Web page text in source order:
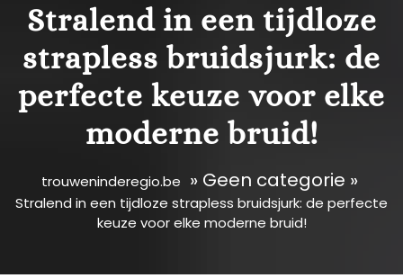
Stralend in een tijdloze
strapless bruidsjurk: de
perfecte keuze voor elke
moderne bruid!
trouweninderegio.be » Geen categorie »
Stralend in een tijdloze strapless bruidsjurk: de perfecte
keuze voor elke moderne bruid!